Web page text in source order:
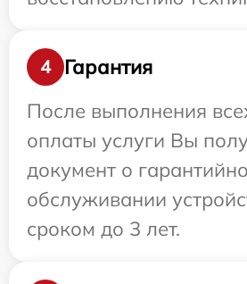
4
Гарантия
После выполнения
оплаты услуги Вы
документ о
обслуживании
сроком до 3 лет.